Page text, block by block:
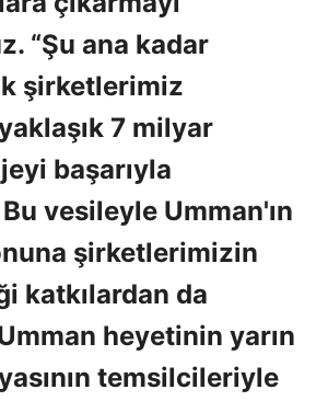
“Şu ana kadar
şirketlerimiz
7 milyar
başarıyla
vesileyle Umman'ın
şirketlerimizin
katkılardan da
heyetinin yarın
temsilcileriyle